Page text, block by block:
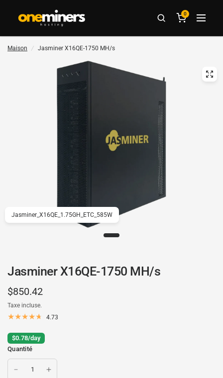
0
Maison / Jasminer X16QE-1750 MH/s
Jasminer_X16QE_1.75GH_ETC_585W
Jasminer X16QE-1750 MH/s
$850.42
Taxe incluse.
4.73
$0.78/day
Quantité